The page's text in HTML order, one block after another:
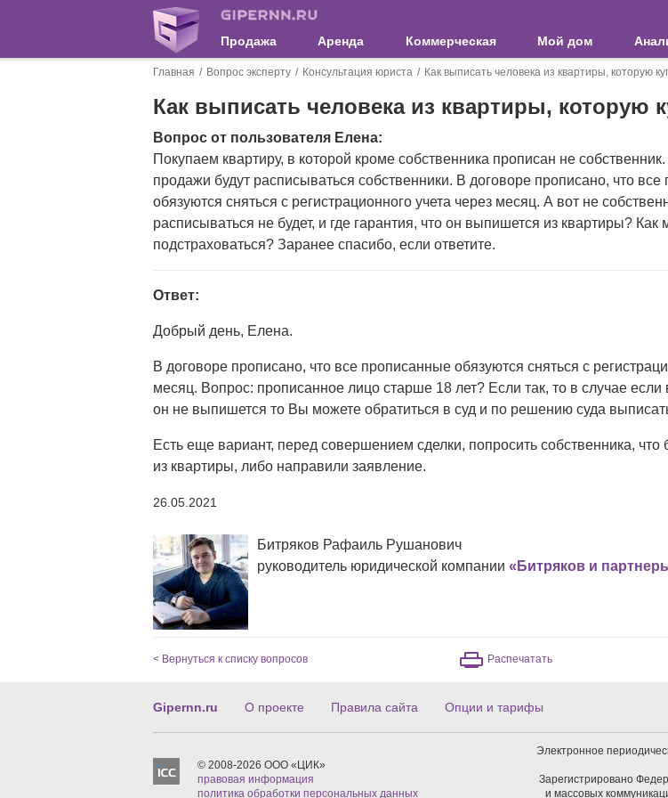
Продажа Аренда Коммерческая Мой дом
Главная Вопрос эксперту Консультация юриста Как выписать человека из квартиры, которую
Как выписать человека из квартиры, которую
Вопрос от пользователя Елена:
Покупаем квартиру, в которой кроме собственника прописан не
продажи будут расписываться собственники. В договоре прописано, что
обязуются сняться с регистрационного учета через месяц. А вот не
расписываться не будет, и где гарантия, что он выпишется из квартиры?
подстраховаться? Заранее спасибо, если ответите.
Ответ:
Добрый день, Елена.
В договоре прописано, что все прописанные обязуются сняться с
месяц. Вопрос: прописанное лицо старше 18 лет? Если так, то в случае если
он не выпишется то Вы можете обратиться в суд и по решению суда
Есть еще вариант, перед совершением сделки, попросить собственника,
из квартиры, либо направили заявление.
26.05.2021
Битряков Рафаиль Рушанович
руководитель юридической компании «Битряков и
< Вернуться к списку вопросов Распечатать
Gipernn.ru О проекте Правила сайта Опции и тарифы
© 2008-2026 ООО «ЦИК»
правовая информация
политика обработки персональных данных
Электронное
Зарегистрировано
и массовых